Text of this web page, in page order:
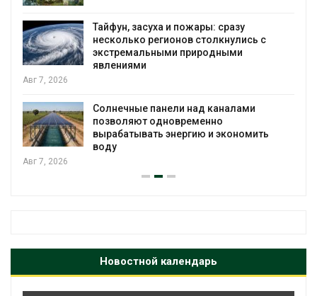
Тайфун, засуха и пожары: сразу
несколько регионов столкнулись с
экстремальными природными
явлениями
Авг 7, 2026
Солнечные панели над каналами
позволяют одновременно
вырабатывать энергию и экономить
воду
Авг 7, 2026
Новостной календарь